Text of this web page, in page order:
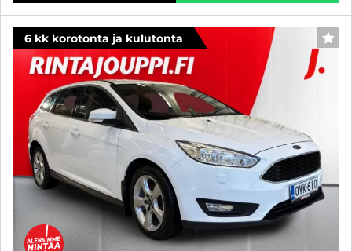
6 kk korotonta ja kulutonta